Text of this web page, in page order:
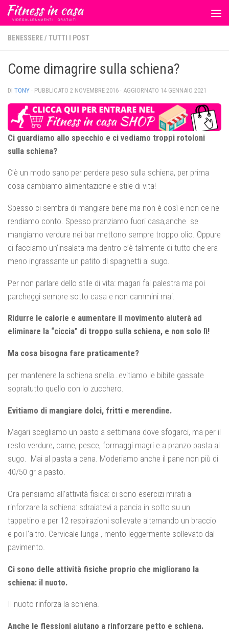
Salta al contenuto
BENESSERE/ TUTTI I POST
Come dimagrire sulla schiena?
DI TONY · PUBBLICATO 2 NOVEMBRE 2016 · AGGIORNATO 14 GENNAIO 2021
Ci guardiamo allo specchio e ci vediamo troppi rotoloni
sulla schiena?
C’è un modo sano per perdere peso sulla schiena, per prima
cosa cambiamo alimentazione e stile di vita!
Spesso ci sembra di mangiare bene ma non è così e non ce ne
rendiamo conto. Spesso pranziamo fuori casa,anche se
mangiamo verdure nei bar mettono sempre troppo olio. Oppure
ci facciamo un’insalata ma dentro c’è talmente di tutto che era
meno ingrassante un patito di spaghetti al sugo.
Per non parlare dello stile di vita: magari fai palestra ma poi
parcheggi sempre sotto casa e non cammini mai.
Ridurre le calorie e aumentare il movimento aiuterà ad
eliminare la “ciccia” di troppo sulla schiena, e non solo lì!
Ma cosa bisogna fare praticamente?
per mantenere la schiena snella…evitiamo le bibite gassate
sopratutto quello con lo zucchero.
Evitiamo di mangiare dolci, fritti e merendine.
Magari scegliamo un pasto a settimana dove sfogarci, ma per il
resto verdure, carne, pesce, formaggi magri e a pranzo pasta al
sugo. Mai al pasta a cena. Moderiamo anche il pane non più di
40/50 gr a pasto.
Ora pensiamo all’attività fisica: ci sono esercizi mirati a
rinforzare la schiena: sdraiatevi a pancia in sotto su un
tappetino e per 12 respirazioni sollevate alternando un braccio
e poi l’altro. Cervicale lunga , mento leggermente sollevato dal
pavimento.
Ci sono delle attività fisiche proprio che migliorano la
schiena: il nuoto.
Il nuoto rinforza la schiena.
Anche le flessioni aiutano a rinforzare petto e schiena.